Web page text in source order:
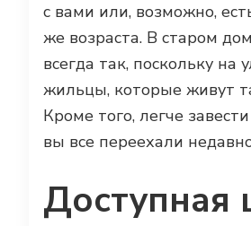
с вами или, возможно,
же возраста. В старом
всегда так, поскольку на
жильцы, которые живут
Кроме того, легче
вы все переехали
Доступная